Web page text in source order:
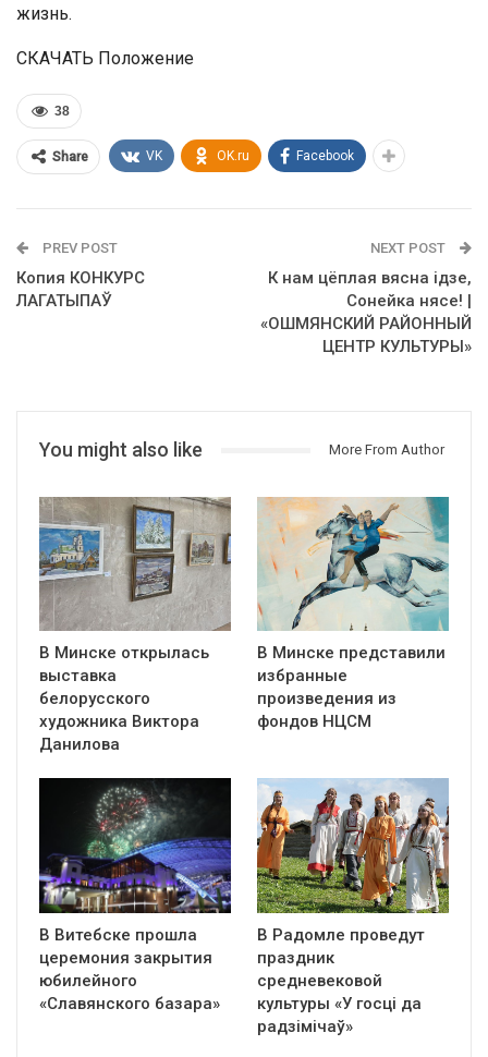
жизнь.
СКАЧАТЬ Положение
38
Share VK OK.ru Facebook
PREV POST
Копия КОНКУРС
ЛАГАТЫПАЎ
NEXT POST
К нам цёплая вясна ідзе,
Сонейка нясе! |
«ОШМЯНСКИЙ РАЙОННЫЙ
ЦЕНТР КУЛЬТУРЫ»
You might also like More From Author
В Минске открылась
выставка
белорусского
художника Виктора
Данилова
В Минске представили
избранные
произведения из
фондов НЦСМ
В Витебске прошла
церемония закрытия
юбилейного
«Славянского базара»
В Радомле проведут
праздник
средневековой
культуры «У госці да
радзімічаў»